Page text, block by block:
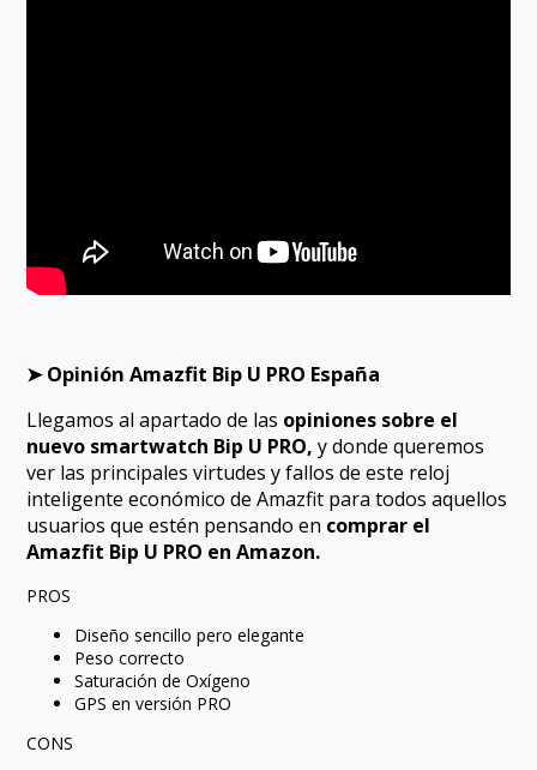
➤ Opinión Amazfit Bip U PRO España
Llegamos al apartado de las opiniones sobre el
nuevo smartwatch Bip U PRO, y donde queremos
ver las principales virtudes y fallos de este reloj
inteligente económico de Amazfit para todos aquellos
usuarios que estén pensando en comprar el
Amazfit Bip U PRO en Amazon.
PROS
Diseño sencillo pero elegante
Peso correcto
Saturación de Oxígeno
GPS en versión PRO
CONS